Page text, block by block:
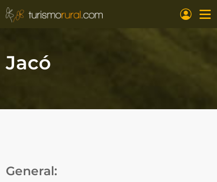
Pasar al contenido principal
Jacó
General: